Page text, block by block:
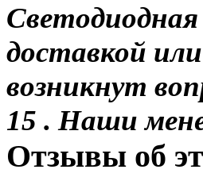
доставкой
возникнут
15 . Наши
Отзывы об